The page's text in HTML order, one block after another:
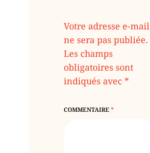
Votre adresse e-mail
ne sera pas publiée.
Les champs
obligatoires sont
indiqués avec *
COMMENTAIRE*